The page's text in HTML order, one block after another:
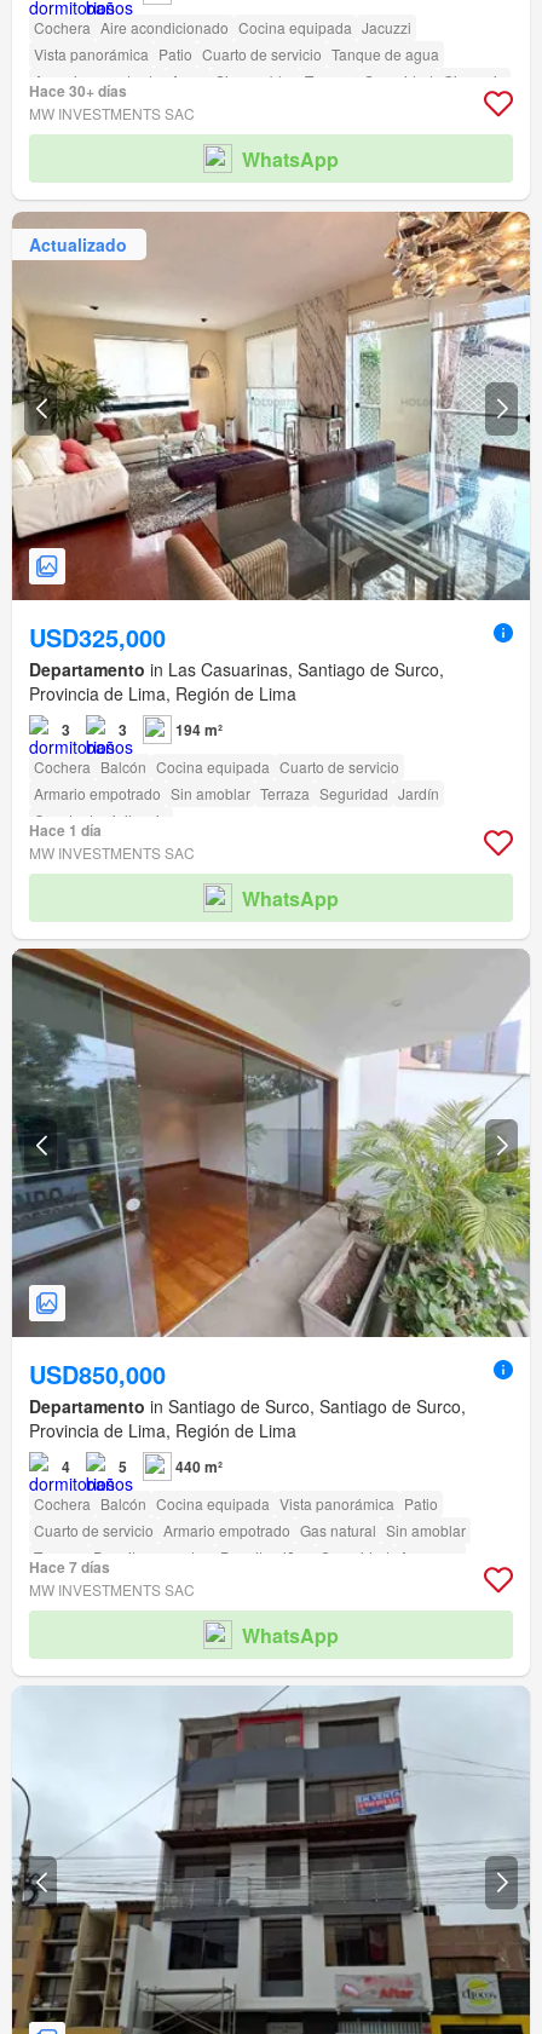
Cochera Aire acondicionado Cocina equipada Jacuzzi
Vista panorámica Patio Cuarto de servicio Tanque de agua
Armario empotrado
Agua Sin amoblar Terraza Seguridad
Gimnasio
Piscina Ascensor Jardín
Acceso para personas con discapacidad
Hace 30+ días
MW INVESTMENTS SAC
WhatsApp
Actualizado
USD325,000
Departamento in Las Casuarinas, Santiago de Surco,
Provincia de Lima, Región de Lima
3 3 194 m²
Cochera Balcón Cocina equipada Cuarto de servicio
Armario empotrado Sin amoblar Terraza Seguridad Jardín
Caseta de vigilancia
Hace 1 día
MW INVESTMENTS SAC
WhatsApp
USD850,000
Departamento in Santiago de Surco, Santiago de Surco,
Provincia de Lima, Región de Lima
4 5 440 m²
Cochera Balcón Cocina equipada Vista panorámica Patio
Cuarto de servicio Armario empotrado Gas natural Sin amoblar
Terraza
Permite mascotas Permite niños Seguridad
Ascensor
Vigilante Acceso para personas con discapacidad
Hace 7 días
MW INVESTMENTS SAC
WhatsApp